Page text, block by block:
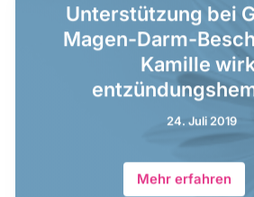
Unterstützung bei
Magen-Darm-
Kamille
24. Juli 2019
Mehr erfahren